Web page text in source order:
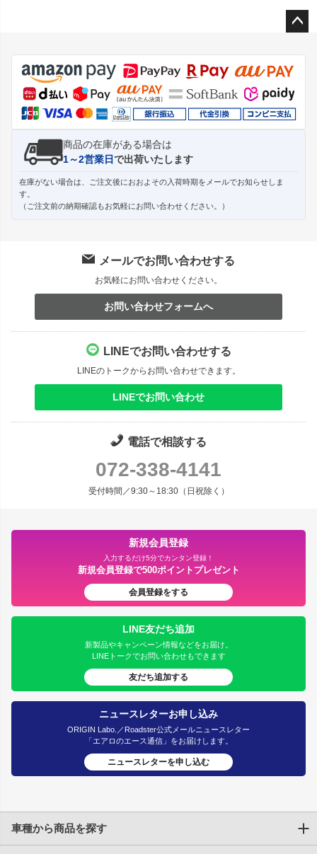
ジト
ップ
へ
商品の在庫がある場合は
1～2営業日で出荷いたします
在庫がない場合は、ご注文後におおよその入荷時期をメールでお知らせしま
す。
（ご注文前の納期確認もお気軽にお問い合わせください。）
メールでお問い合わせする
お気軽にお問い合わせください。
お問い合わせフォームへ
LINEでお問い合わせする
LINEのトークからお問い合わせできます。
LINEでお問い合わせ
電話で相談する
072-338-4141
受付時間／9:30～18:30（日祝除く）
新規会員登録
入力するだけ5分でカンタン登録！
新規会員登録で500ポイントプレゼント
会員登録をする
LINE友だち追加
新製品やキャンペーン情報などをお届け。
LINEトークでお問い合わせもできます
友だち追加する
ニュースレターお申し込み
ORIGIN Labo.／Roadster公式メールニュースレター
「エアロのエース通信」をお届けします。
ニュースレターを申し込む
車種から商品を探す